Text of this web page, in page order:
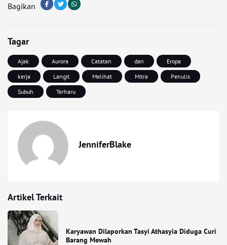
Bagikan
Tagar
Ajak Aurora Catatan dan
Eropa
kerja
Langit Melihat Mitra
Penulis
Subuh
Terharu
JenniferBlake
Artikel Terkait
Karyawan Dilaporkan Tasyi Athasyia Diduga Curi
Barang Mewah